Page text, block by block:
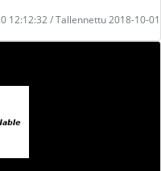
12:12:32 / Tallennettu 2018-10-01